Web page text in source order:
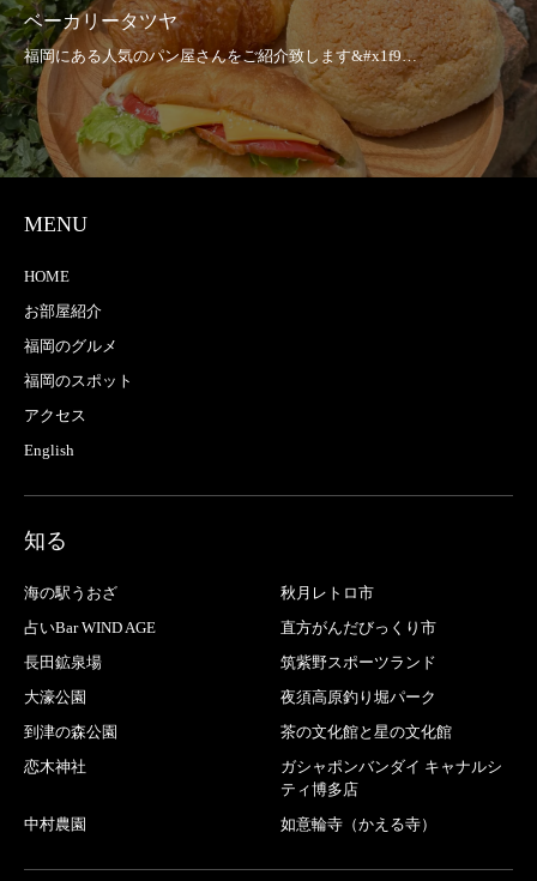
ベーカリータツヤ
MENU
HOME
お部屋紹介
福岡のグルメ
福岡のスポット
アクセス
English
知る
海の駅うおざ
秋月レトロ市
占いBar WIND AGE
直方がんだびっくり市
長田鉱泉場
筑紫野スポーツランド
大濠公園
夜須高原釣り堀パーク
到津の森公園
茶の文化館と星の文化館
恋木神社
ガシャポンバンダイ キャナルシ
ティ博多店
中村農園
如意輪寺（かえる寺）